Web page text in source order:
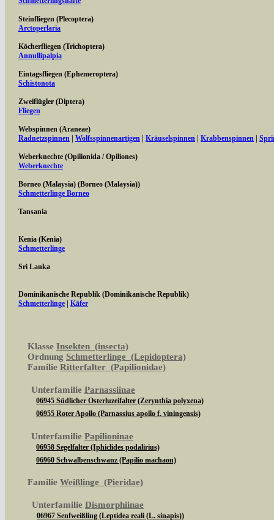
Steinfliegen (Plecoptera)
Arctoperlaria
Köcherfliegen (Trichoptera)
Annullipalpia
Eintagsfliegen (Ephemeroptera)
Schistonota
Zweiflügler (Diptera)
Fliegen
Webspinnen (Araneae)
Radnetzspinnen
Wolfsspinnenartigen Kräuselspinnen Krabbenspinnen
Weberknechte (Opilionida / Opiliones)
Weberknechte
Borneo (Malaysia) (Borneo (Malaysia))
Schmetterlinge Borneo
Tansania
Kenia (Kenia)
Schmetterlinge
Sri Lanka
Dominikanische Republik (Dominikanische Republik)
Schmetterlinge
Käfer
Klasse Insekten (insecta)
Ordnung Schmetterlinge (Lepidoptera)
Familie Ritterfalter (Papilionidae)
Unterfamilie Parnassiinae
06945 Südlicher Osterluzeifalter (Zerynthia polyxena)
06955 Roter Apollo (Parnassius apollo f. viningensis)
Unterfamilie Papilioninae
06958 Segelfalter (Iphiclides podalirius)
06960 Schwalbenschwanz (Papilio machaon)
Familie Weißlinge (Pieridae)
Unterfamilie Dismorphiinae
06967 Senfweißling (Leptidea reali (L. sinapis))